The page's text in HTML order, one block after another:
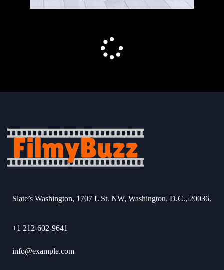
Slate’s Washington, 1707 L St. NW, Washington, D.C., 20036.
+1 212-602-9641
info@example.com